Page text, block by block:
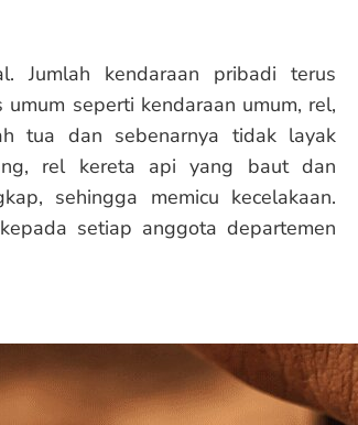
Jumlah kendaraan pribadi terus
seperti kendaraan umum, rel,
tua dan sebenarnya tidak layak
rel kereta api yang baut dan
sehingga memicu kecelakaan.
setiap anggota departemen